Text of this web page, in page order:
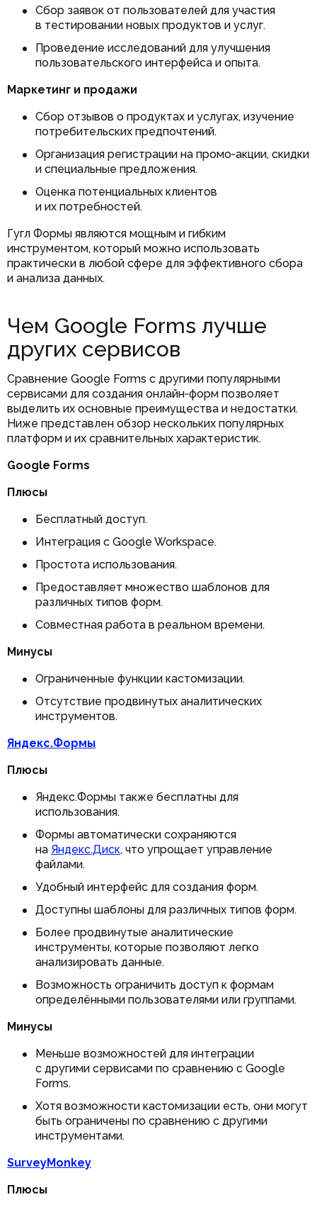
Сбор заявок от пользователей для участия
в тестировании новых продуктов и услуг.
Проведение исследований для улучшения
пользовательского интерфейса и опыта.
Маркетинг и продажи
Сбор отзывов о продуктах и услугах, изучение
потребительских предпочтений.
Организация регистрации на промо‑акции, скидки
и специальные предложения.
Оценка потенциальных клиентов
и их потребностей.
Гугл Формы являются мощным и гибким
инструментом, который можно использовать
практически в любой сфере для эффективного сбора
и анализа данных.
Чем Google Forms лучше
других сервисов
Сравнение Google Forms с другими популярными
сервисами для создания онлайн‑форм позволяет
выделить их основные преимущества и недостатки.
Ниже представлен обзор нескольких популярных
платформ и их сравнительных характеристик.
Google Forms
Плюсы
Бесплатный доступ.
Интеграция с Google Workspace.
Простота использования.
Предоставляет множество шаблонов для
различных типов форм.
Совместная работа в реальном времени.
Минусы
Ограниченные функции кастомизации.
Отсутствие продвинутых аналитических
инструментов.
Яндекс.Формы
Плюсы
Яндекс.Формы также бесплатны для
использования.
Формы автоматически сохраняются
на Яндекс.Диск, что упрощает управление
файлами.
Удобный интерфейс для создания форм.
Доступны шаблоны для различных типов форм.
Более продвинутые аналитические
инструменты, которые позволяют легко
анализировать данные.
Возможность ограничить доступ к формам
определёнными пользователями или группами.
Минусы
Меньше возможностей для интеграции
с другими сервисами по сравнению с Google
Forms.
Хотя возможности кастомизации есть, они могут
быть ограничены по сравнению с другими
инструментами.
SurveyMonkey
Плюсы